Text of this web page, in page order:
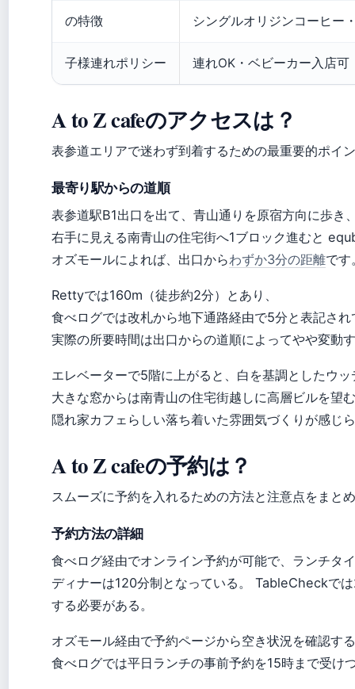
の特徴 シングルオリジンコーヒー
子様連れポリシー 連れOK・ベビーカー入店可
A to Z cafeのアクセスは？
表参道エリアで迷わず到着するための最重要的ポイ
最寄り駅からの道順
表参道駅B1出口を出て、青山通りを原宿方向に歩き
右手に見える南青山の住宅街へ1ブロック進むと
オズモールによれば、出口からわずか3分の距離です
Rettyでは160m（徒步約2分）とあり、
食べログでは改札から地下通路経由で5分と表記され
実際の所要時間は出口からの道順によってやや変動
エレベーターで5階に上がると、白を基調としたウ
大きな窓からは南青山の住宅街越しに高層ビルを望
隠れ家カフェらしい落ち着いた雰囲気づくりが感じ
A to Z cafeの予約は？
スムーズに予約を入れるための方法と注意点をまと
予約方法の詳細
食べログ経由でオンライン予約が可能で、ランチタ
ディナーは120分制となっている。 TableCheckで
する必要がある。
オズモール経由で予約ページから空き状況を確認す
食べログでは平日ランチの事前予約を15時まで受け